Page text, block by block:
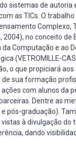
sistemas de autoria
as TICs. O
Complexo,
2004), no conceito de
Computação e ao
(VETROMILLE-
o que propiciará
sua formação
com alunos da
Dentre as
pós-graduação).
à divulgação
dando